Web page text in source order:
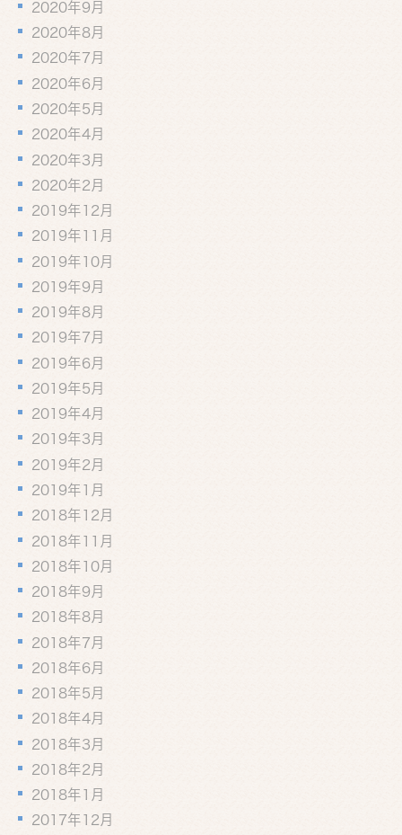
2020年9月
2020年8月
2020年7月
2020年6月
2020年5月
2020年4月
2020年3月
2020年2月
2019年12月
2019年11月
2019年10月
2019年9月
2019年8月
2019年7月
2019年6月
2019年5月
2019年4月
2019年3月
2019年2月
2019年1月
2018年12月
2018年11月
2018年10月
2018年9月
2018年8月
2018年7月
2018年6月
2018年5月
2018年4月
2018年3月
2018年2月
2018年1月
2017年12月